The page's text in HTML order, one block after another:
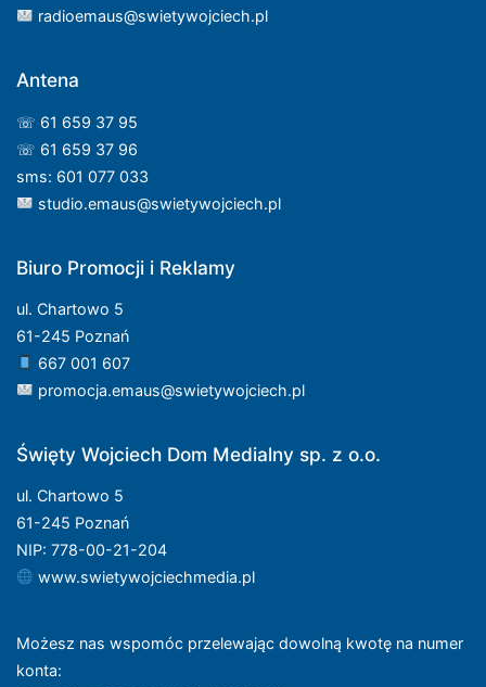
radioemaus@swietywojciech.pl
Antena
☏ 61 659 37 95
☏ 61 659 37 96
sms: 601 077 033
studio.emaus@swietywojciech.pl
Biuro Promocji i Reklamy
ul. Chartowo 5
61-245 Poznań
667 001 607
promocja.emaus@swietywojciech.pl
Święty Wojciech Dom Medialny sp. z o.o.
ul. Chartowo 5
61-245 Poznań
NIP: 778-00-21-204
www.swietywojciechmedia.pl
Możesz nas wspomóc przelewając dowolną kwotę na numer
konta: